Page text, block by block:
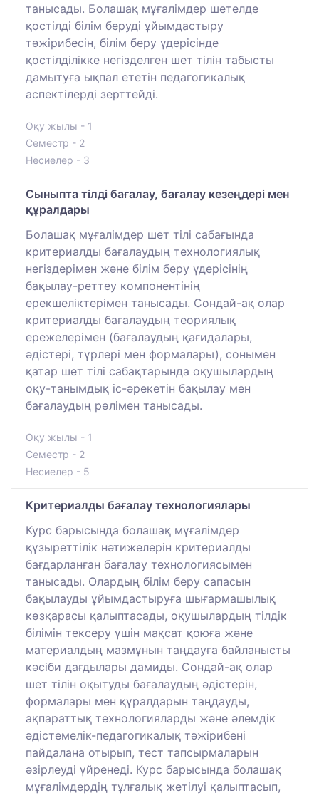
танысады. Болашақ мұғалімдер шетелде
қостілді білім беруді ұйымдастыру
тәжірибесін, білім беру үдерісінде
қостілділікке негізделген шет тілін табысты
дамытуға ықпал ететін педагогикалық
аспектілерді зерттейді.
Оқу жылы - 1
Семестр - 2
Несиелер - 3
Сыныпта тілді бағалау, бағалау кезеңдері мен
құралдары
Болашақ мұғалімдер шет тілі сабағында
критериалды бағалаудың технологиялық
негіздерімен және білім беру үдерісінің
бақылау-реттеу компонентінің
ерекшеліктерімен танысады. Сондай-ақ олар
критериалды бағалаудың теориялық
ережелерімен (бағалаудың қағидалары,
әдістері, түрлері мен формалары), сонымен
қатар шет тілі сабақтарында оқушылардың
оқу-танымдық іс-әрекетін бақылау мен
бағалаудың рөлімен танысады.
Оқу жылы - 1
Семестр - 2
Несиелер - 5
Критериалды бағалау технологиялары
Курс барысында болашақ мұғалімдер
құзыреттілік нәтижелерін критериалды
бағдарланған бағалау технологиясымен
танысады. Олардың білім беру сапасын
бақылауды ұйымдастыруға шығармашылық
көзқарасы қалыптасады, оқушылардың тілдік
білімін тексеру үшін мақсат қоюға және
материалдың мазмұнын таңдауға байланысты
кәсіби дағдылары дамиды. Сондай-ақ олар
шет тілін оқытуды бағалаудың әдістерін,
формалары мен құралдарын таңдауды,
ақпараттық технологияларды және әлемдік
әдістемелік-педагогикалық тәжірибені
пайдалана отырып, тест тапсырмаларын
әзірлеуді үйренеді. Курс барысында болашақ
мұғалімдердің тұлғалық жетілуі қалыптасып,